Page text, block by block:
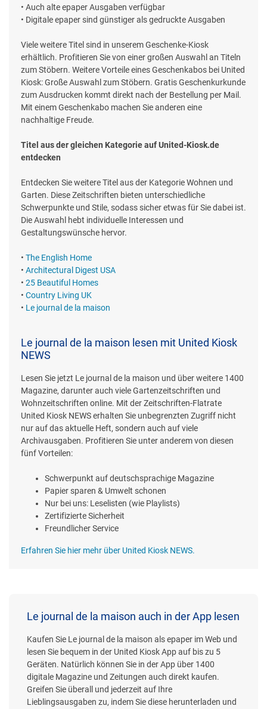
• Auch alte epaper Ausgaben verfügbar
• Digitale epaper sind günstiger als gedruckte Ausgaben
Viele weitere Titel sind in unserem Geschenke-Kiosk
erhältlich. Profitieren Sie von einer großen Auswahl an Titeln
zum Stöbern. Weitere Vorteile eines Geschenkabos bei United
Kiosk: Große Auswahl zum Stöbern. Gratis Geschenkurkunde
zum Ausdrucken kommt direkt nach der Bestellung per Mail.
Mit einem Geschenkabo machen Sie anderen eine
nachhaltige Freude.
Titel aus der gleichen Kategorie auf United-Kiosk.de
entdecken
Entdecken Sie weitere Titel aus der Kategorie Wohnen und
Garten. Diese Zeitschriften bieten unterschiedliche
Schwerpunkte und Stile, sodass sicher etwas für Sie dabei ist.
Die Auswahl hebt individuelle Interessen und
Gestaltungswünsche hervor.
• The English Home
• Architectural Digest USA
• 25 Beautiful Homes
• Country Living UK
• Le journal de la maison
Le journal de la maison lesen mit United Kiosk
NEWS
Lesen Sie jetzt Le journal de la maison und über weitere 1400
Magazine, darunter auch viele Gartenzeitschriften und
Wohnzeitschriften online. Mit der Zeitschriften-Flatrate
United Kiosk NEWS erhalten Sie unbegrenzten Zugriff nicht
nur auf das aktuelle Heft, sondern auch auf viele
Archivausgaben. Profitieren Sie unter anderem von diesen
fünf Vorteilen:
Schwerpunkt auf deutschsprachige Magazine
Papier sparen & Umwelt schonen
Nur bei uns: Leselisten (wie Playlists)
Zertifizierte Sicherheit
Freundlicher Service
Erfahren Sie hier mehr über United Kiosk NEWS.
Le journal de la maison auch in der App lesen
Kaufen Sie Le journal de la maison als epaper im Web und
lesen Sie bequem in der United Kiosk App auf bis zu 5
Geräten. Natürlich können Sie in der App über 1400
digitale Magazine und Zeitungen auch direkt kaufen.
Greifen Sie überall und jederzeit auf Ihre
Lieblingsausgaben zu, indem Sie diese herunterladen und